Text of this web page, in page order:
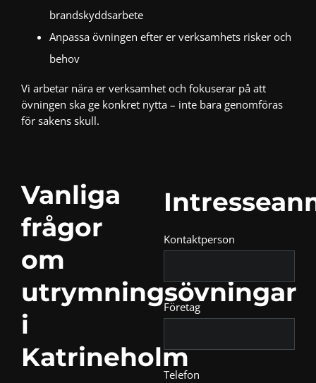
brandskyddsarbete
Anpassa övningen efter er verksamhets risker och
behov
Vi arbetar nära er verksamhet och fokuserar på att
övningen ska ge konkret nytta – inte bara genomföras
för sakens skull.
Vanliga
frågor
om
utrymningsövningar
i
Katrineholm
Kontaktperson
Företag
Telefon